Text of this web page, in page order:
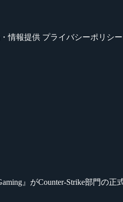
情報提供 プライバシーポリシー
』がCounter-Strike部門の正